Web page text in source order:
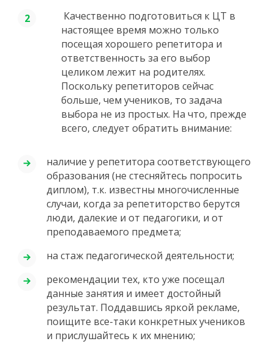
Качественно подготовиться к ЦТ в
настоящее время можно только
посещая хорошего репетитора и
ответственность за его выбор
целиком лежит на родителях.
Поскольку репетиторов сейчас
больше, чем учеников, то задача
выбора не из простых. На что, прежде
всего, следует обратить внимание:
наличие у репетитора соответствующего
образования (не стесняйтесь попросить
диплом), т.к. известны многочисленные
случаи, когда за репетиторство берутся
люди, далекие и от педагогики, и от
преподаваемого предмета;
на стаж педагогической деятельности;
рекомендации тех, кто уже посещал
данные занятия и имеет достойный
результат. Поддавшись яркой рекламе,
поищите все-таки конкретных учеников
и прислушайтесь к их мнению;